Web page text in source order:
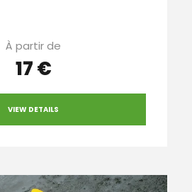
À partir de
17 €
VIEW DETAILS